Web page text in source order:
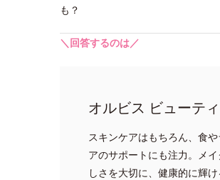
も？
＼回答するのは／
オルビス ビューテ
スキンケアはもちろん、食
アのサポートにも注力。メ
しさを大切に、健康的に輝